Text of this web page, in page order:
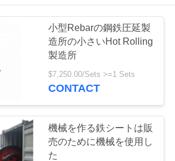
がり製造所
延製造所
13
小型Rebarの鋼鉄圧延製
造所の小さいHot Rolling
製造所
$7,250.00/Sets >=1 Sets
CONTACT
機械を作る鉄シートは販
売のために機械を使用し
た